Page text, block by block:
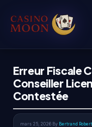
Erreur Fiscale
Conseiller
Contestée
mars 25, 2026 By Bertrand Robert